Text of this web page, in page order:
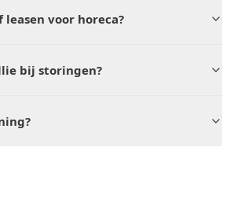
leasen voor horeca?
bij storingen?